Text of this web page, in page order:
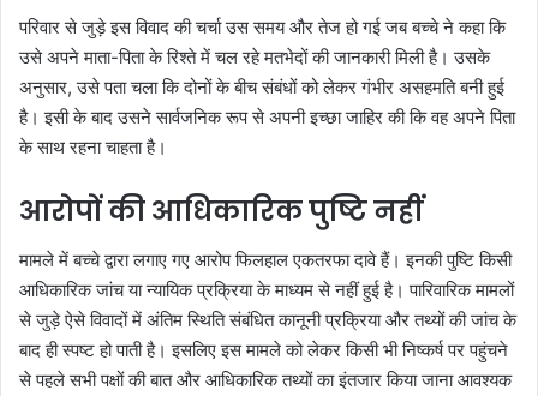
परिवार से जुड़े इस विवाद की चर्चा उस समय और तेज हो गई जब बच्चे ने कहा कि
उसे अपने माता-पिता के रिश्ते में चल रहे मतभेदों की जानकारी मिली है। उसके
अनुसार, उसे पता चला कि दोनों के बीच संबंधों को लेकर गंभीर असहमति बनी हुई
है। इसी के बाद उसने सार्वजनिक रूप से अपनी इच्छा जाहिर की कि वह अपने पिता
के साथ रहना चाहता है।
आरोपों की आधिकारिक पुष्टि नहीं
मामले में बच्चे द्वारा लगाए गए आरोप फिलहाल एकतरफा दावे हैं। इनकी पुष्टि किसी
आधिकारिक जांच या न्यायिक प्रक्रिया के माध्यम से नहीं हुई है। पारिवारिक मामलों
से जुड़े ऐसे विवादों में अंतिम स्थिति संबंधित कानूनी प्रक्रिया और तथ्यों की जांच के
बाद ही स्पष्ट हो पाती है। इसलिए इस मामले को लेकर किसी भी निष्कर्ष पर पहुंचने
से पहले सभी पक्षों की बात और आधिकारिक तथ्यों का इंतजार किया जाना आवश्यक